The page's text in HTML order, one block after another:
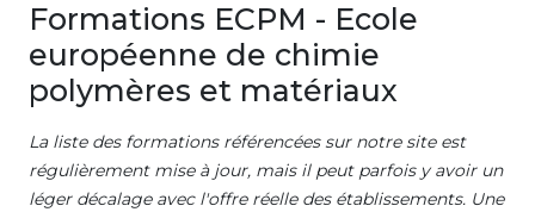
Formations ECPM - Ecole
européenne de chimie
polymères et matériaux
La liste des formations référencées sur notre site est
régulièrement mise à jour, mais il peut parfois y avoir un
léger décalage avec l'offre réelle des établissements. Une